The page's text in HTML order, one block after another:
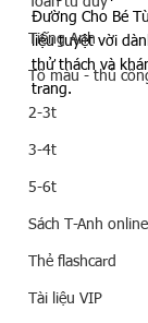
Tiếng Anh
Tô màu - thủ
2-3t
3-4t
5-6t
Sách T-Anh online
Thẻ flashcard
Tài liệu VIP
Đường Cho Bé
liệu tuyệt vời
thử thách và
trang.